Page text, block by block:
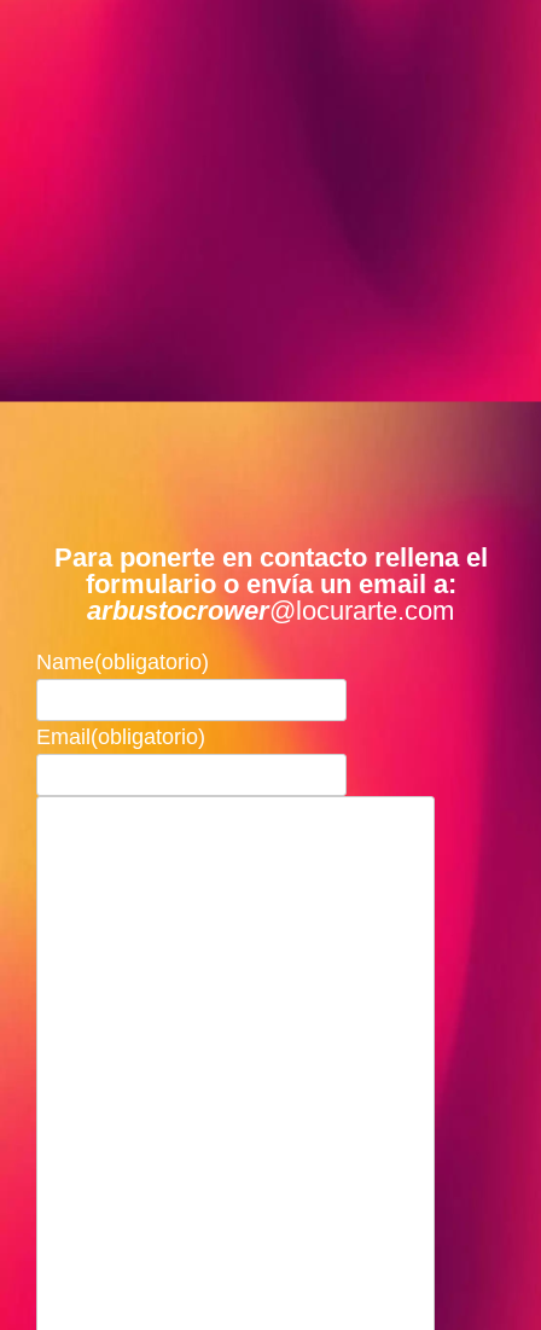
Para ponerte en contacto rellena el
formulario o envía un email a:
arbustocrower@locurarte.com
Name(obligatorio)
Email(obligatorio)